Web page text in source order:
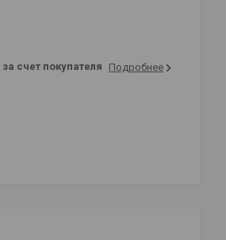
за счет покупателя Подробнее